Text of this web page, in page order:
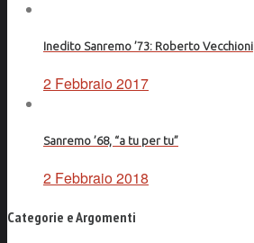
Inedito Sanremo ’73: Roberto Vecchioni
2 Febbraio 2017
Sanremo ’68, “a tu per tu”
2 Febbraio 2018
Categorie e Argomenti